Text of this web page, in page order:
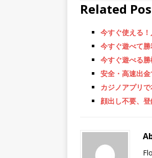
Related
今すぐ使える
今すぐ遊べて
今すぐ遊べる
安全・高速出
カジノアプリ
顔出し不要、